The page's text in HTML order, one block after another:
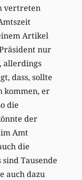
vertreten
Artikel
nur
allerdings
dass, sollte
kommen, er
die
der
Amt
die
Tausende
auch dazu